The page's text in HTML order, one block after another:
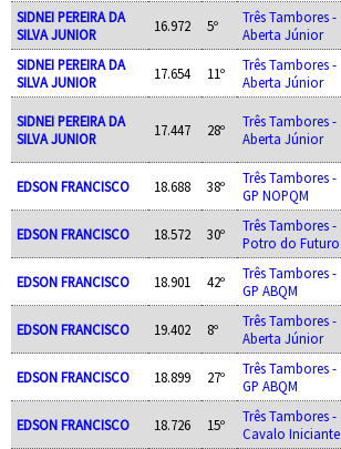
SIDNEI PEREIRA DA
SILVA JUNIOR
16.972 5º
Três Tambores -
Aberta Júnior
SIDNEI PEREIRA DA
SILVA JUNIOR
17.654 11º
Três Tambores -
Aberta Júnior
SIDNEI PEREIRA DA
SILVA JUNIOR
17.447 28º
Três Tambores -
Aberta Júnior
EDSON FRANCISCO 18.688 38º
Três Tambores -
GP NOPQM
EDSON FRANCISCO 18.572 30º
Três Tambores -
Potro do Futuro
EDSON FRANCISCO 18.901 42º
Três Tambores -
GP ABQM
EDSON FRANCISCO 19.402 8º
Três Tambores -
Aberta Júnior
EDSON FRANCISCO 18.899 27º
Três Tambores -
GP ABQM
EDSON FRANCISCO 18.726 15º
Três Tambores -
Cavalo Iniciante